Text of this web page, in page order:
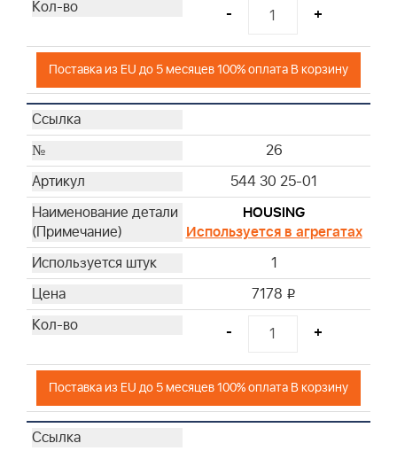
- +
Поставка из EU до 5 месяцев 100% оплата В корзину
26
544 30 25-01
HOUSING
Используется в агрегатах
1
7178 i
- +
Поставка из EU до 5 месяцев 100% оплата В корзину